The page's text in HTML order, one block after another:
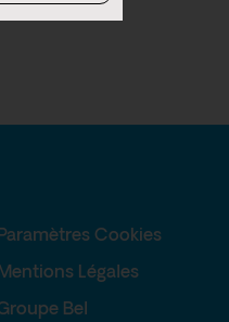
Paramètres Cookies
Mentions Légales
Bel